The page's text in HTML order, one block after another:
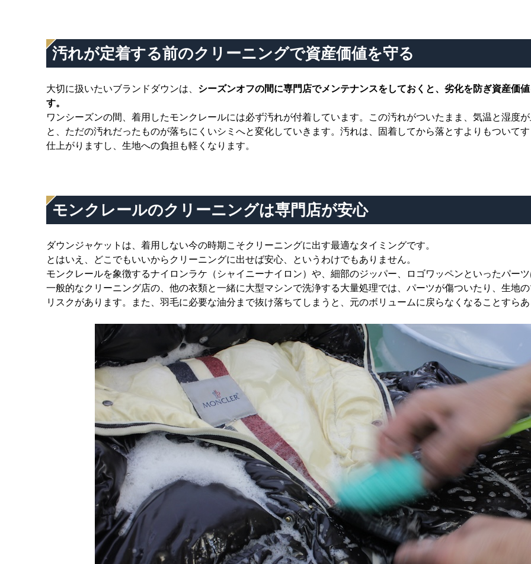
汚れが定着する前のクリーニングで資産価値を守る
大切に扱いたいブランドダウンは、 シーズンオフの間に専門店でメンテナンスをしておくと、劣化を防ぎ資産価
す。
ワンシーズンの間、着用したモンクレールには必ず汚れが付着しています。この汚れがついたまま、気温と湿度
と、ただの汚れだったものが落ちにくいシミへと変化していきます。汚れは、固着してから落とすよりもついて
仕上がりますし、生地への負担も軽くなります。
モンクレールのクリーニングは専門店が安心
ダウンジャケットは、着用しない今の時期こそクリーニングに出す最適なタイミングです。
とはいえ、どこでもいいからクリーニングに出せば安心、というわけでもありません。
モンクレールを象徴するナイロンラケ（シャイニーナイロン）や、細部のジッパー、ロゴワッペンといったパー
一般的なクリーニング店の、他の衣類と一緒に大型マシンで洗浄する大量処理では、パーツが傷ついたり、生地
リスクがあります。また、羽毛に必要な油分まで抜け落ちてしまうと、元のボリュームに戻らなくなることすら